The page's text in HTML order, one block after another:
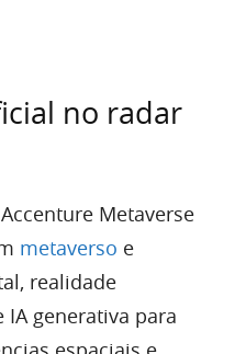
no radar
Metaverse
metaverso e
realidade
generativa para